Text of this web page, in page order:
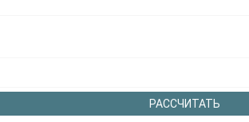
РАССЧИТАТЬ